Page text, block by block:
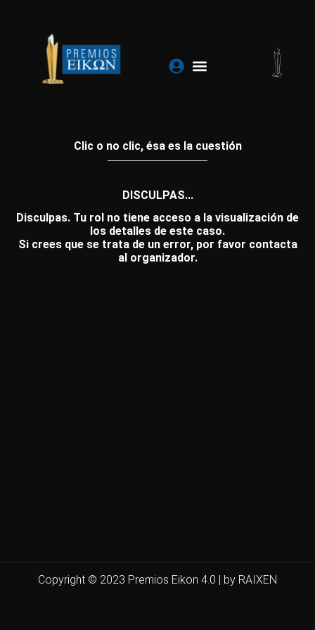
contenido
Clic o no clic, ésa es la cuestión
DISCULPAS...
Disculpas. Tu rol no tiene acceso a la visualización de
los detalles de este caso.
Si crees que se trata de un error, por favor contacta
al organizador.
Copyright © 2023 Premios Eikon 4.0 | by RAIXEN